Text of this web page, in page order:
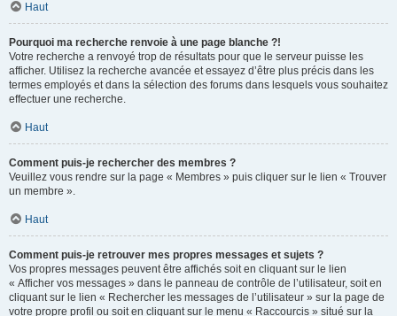
Haut
Pourquoi ma recherche renvoie à une page blanche ?!
Votre recherche a renvoyé trop de résultats pour que le serveur puisse les
afficher. Utilisez la recherche avancée et essayez d’être plus précis dans les
termes employés et dans la sélection des forums dans lesquels vous souhaitez
effectuer une recherche.
Haut
Comment puis-je rechercher des membres ?
Veuillez vous rendre sur la page « Membres » puis cliquer sur le lien « Trouver
un membre ».
Haut
Comment puis-je retrouver mes propres messages et sujets ?
Vos propres messages peuvent être affichés soit en cliquant sur le lien
« Afficher vos messages » dans le panneau de contrôle de l’utilisateur, soit en
cliquant sur le lien « Rechercher les messages de l’utilisateur » sur la page de
votre propre profil ou soit en cliquant sur le menu « Raccourcis » situé sur la